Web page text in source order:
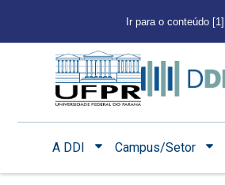
Ir para o conteúdo [1]
A DDI Campus/Setor